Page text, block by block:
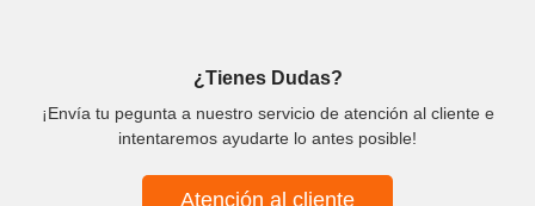
¿Tienes Dudas?
¡Envía tu pegunta a nuestro servicio de atención al cliente e
intentaremos ayudarte lo antes posible!
Atención al cliente